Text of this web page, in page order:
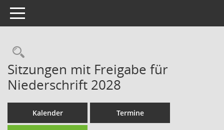
Toggle navigation
Rechercheauswahl
Sitzungen mit Freigabe für
Niederschrift 2028
Kalender Termine